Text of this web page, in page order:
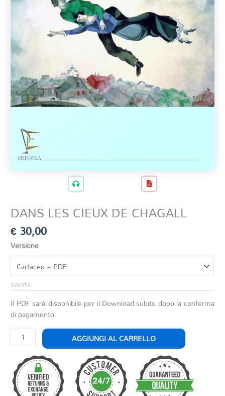
DANS LES CIEUX DE CHAGALL
€30,00
Versione
SVUOTA
Il PDF sarà disponibile per il Download subito dopo la conferma
di pagamento.
DANS
LES
CIEUX
DE
CHAGALL
quantità
AGGIUNGI AL CARRELLO